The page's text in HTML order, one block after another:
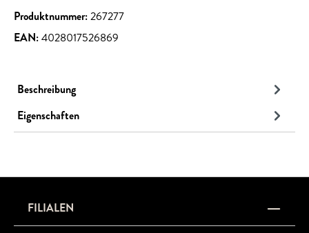
Produktnummer:267277
EAN:4028017526869
Beschreibung
Eigenschaften
FILIALEN